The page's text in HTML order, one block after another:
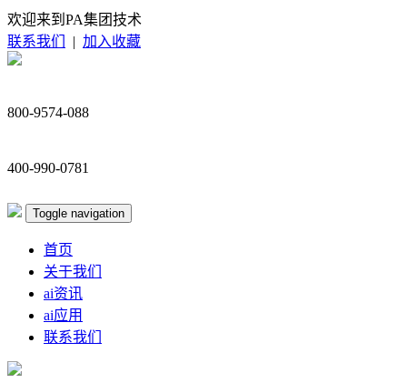
欢迎来到PA集团技术
联系我们
| 加入收藏
800-9574-088
400-990-0781
Toggle navigation
首页
关于我们
ai资讯
ai应用
联系我们